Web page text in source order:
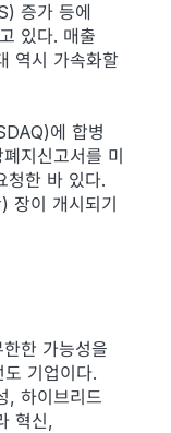
증가 등에
있다. 매출
역시 가속화할
에 합병
지신고서를 미
청한 바 있다.
장이 개시되기
한 가능성을
기업이다.
, 하이브리드
혁신,